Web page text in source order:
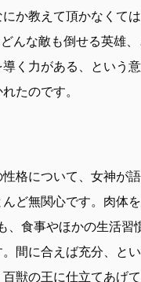
か教えて頂かなくて
んな敵も倒せる英雄
く力がある、という
たのです。
格について、女神が
ど無関心です。肉体
食事やほかの生活習
間に合えば充分、と
獣の王に仕立てあげ